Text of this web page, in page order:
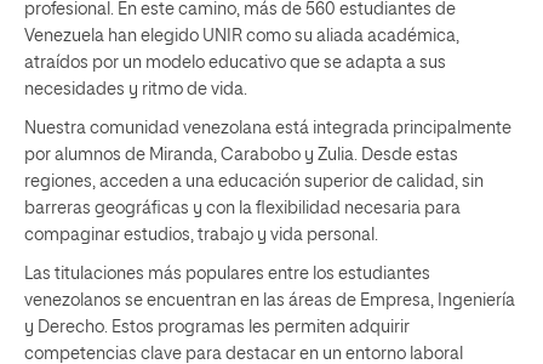
profesional. En este camino, más de 560 estudiantes de
Venezuela han elegido UNIR como su aliada académica,
atraídos por un modelo educativo que se adapta a sus
necesidades y ritmo de vida.
Nuestra comunidad venezolana está integrada principalmente
por alumnos de Miranda, Carabobo y Zulia. Desde estas
regiones, acceden a una educación superior de calidad, sin
barreras geográficas y con la flexibilidad necesaria para
compaginar estudios, trabajo y vida personal.
Las titulaciones más populares entre los estudiantes
venezolanos se encuentran en las áreas de Empresa, Ingeniería
y Derecho. Estos programas les permiten adquirir
competencias clave para destacar en un entorno laboral